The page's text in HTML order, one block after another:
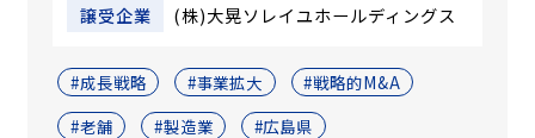
譲受企業
(株)大晃ソレイユホールディングス
#成長戦略 #事業拡大
#戦略的M&A
#老舗
#製造業 #広島県